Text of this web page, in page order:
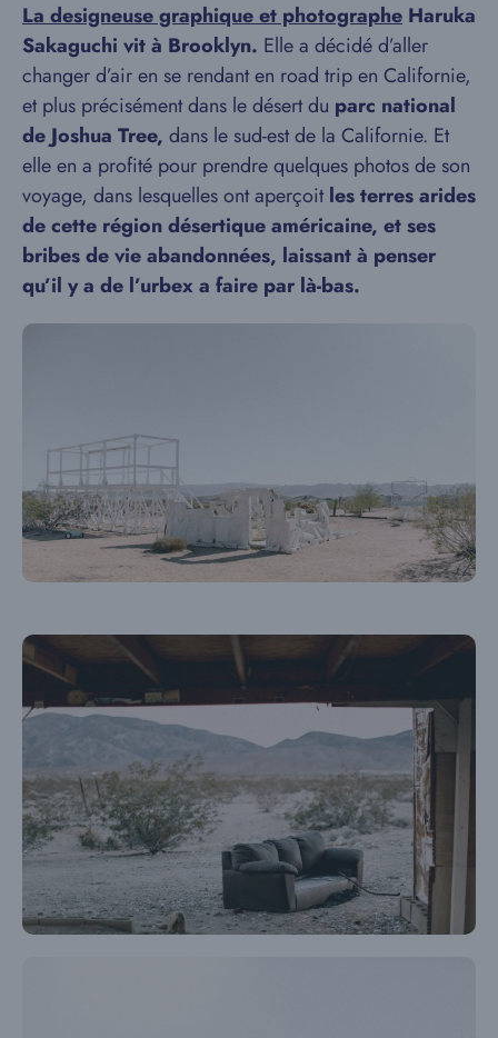
La designeuse graphique et photographe Haruka
Sakaguchi vit à Brooklyn. Elle a décidé d’aller
changer d’air en se rendant en road trip en Californie,
et plus précisément dans le désert du parc national
de Joshua Tree, dans le sud-est de la Californie. Et
elle en a profité pour prendre quelques photos de son
voyage, dans lesquelles ont aperçoitles terres arides
de cette région désertique américaine, et ses
bribes de vie abandonnées, laissant à penser
qu’il y a de l’urbex a faire par là-bas.